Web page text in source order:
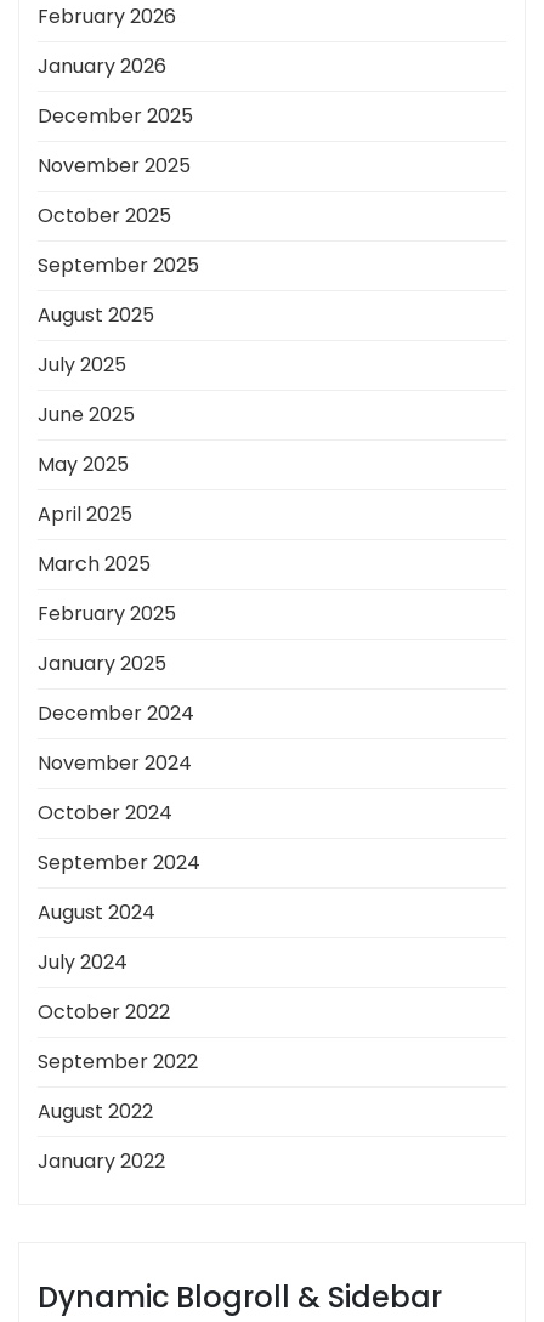
February 2026
January 2026
December 2025
November 2025
October 2025
September 2025
August 2025
July 2025
June 2025
May 2025
April 2025
March 2025
February 2025
January 2025
December 2024
November 2024
October 2024
September 2024
August 2024
July 2024
October 2022
September 2022
August 2022
January 2022
Dynamic Blogroll & Sidebar